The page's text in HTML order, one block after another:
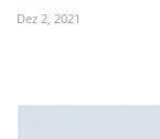
Dez 2, 2021